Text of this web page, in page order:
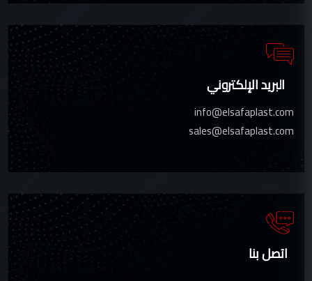
البريد الإلكتروني
info@elsafaplast.com
sales@elsafaplast.com
اتصل بنا